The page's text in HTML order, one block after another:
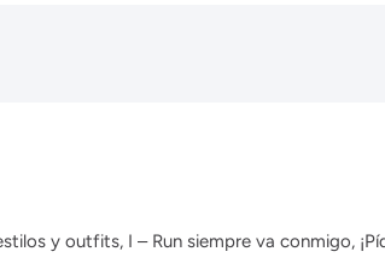
y outfits, I – Run siempre va conmigo,